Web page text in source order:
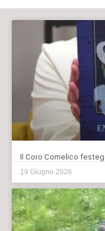
Il Coro Comelico
19 Giugno 2026